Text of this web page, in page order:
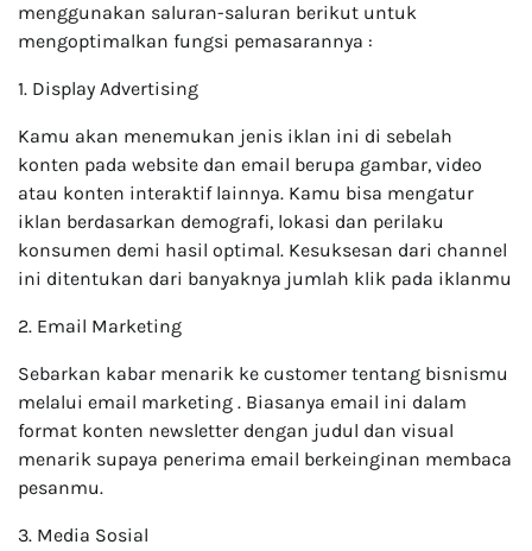
menggunakan saluran-saluran berikut untuk
mengoptimalkan fungsi pemasarannya :
1. Display Advertising
Kamu akan menemukan jenis iklan ini di sebelah
konten pada website dan email berupa gambar, video
atau konten interaktif lainnya. Kamu bisa mengatur
iklan berdasarkan demografi, lokasi dan perilaku
konsumen demi hasil optimal. Kesuksesan dari channel
ini ditentukan dari banyaknya jumlah klik pada iklanmu
2. Email Marketing
Sebarkan kabar menarik ke customer tentang bisnismu
melalui email marketing . Biasanya email ini dalam
format konten newsletter dengan judul dan visual
menarik supaya penerima email berkeinginan membaca
pesanmu.
3. Media Sosial